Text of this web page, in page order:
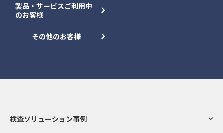
製品・サービスご利用中
のお客様
その他のお客様
検査ソリューション事例